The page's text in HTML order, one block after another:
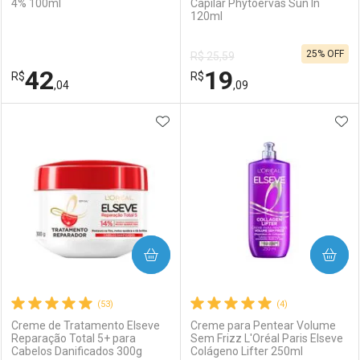
Comprar sem Desconto
Por R$ 31,99/cada
Por R$ 31,99/cada
Comprar sem Desconto
Por R$ 29,99/cada
Comprar sem Desconto
Por R$ 29,99/cada
4% 100ml
R$42,04
Laboratório
Por Menos
Capilar Phytoervas Sun In
120ml
R$ 25,59
R$19,09
25% OFF
Laboratório
Por Menos
(53)
Creme de Tratamento Elseve
Reparação Total 5+ para
Cabelos Danificados 300g
ADICIONAR AOS FAVORITOS
COMPRAR
(4)
Creme para Pentear Volume
Sem Frizz L'Oréal Paris Elseve
Colágeno Lifter 250ml
COMPRAR